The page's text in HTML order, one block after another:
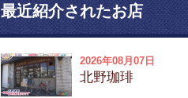
最近紹介されたお店
2026年08月07日
北野珈琲